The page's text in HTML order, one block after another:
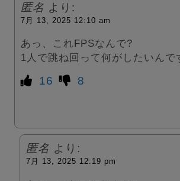
匿名 より:
7月 13, 2025 12:10 am
あっ、これFPSなんで?
1人で跳ね回って何がしたいんで
16 8
匿名 より:
7月 13, 2025 12:19 pm